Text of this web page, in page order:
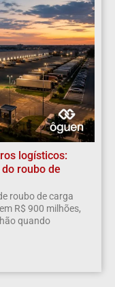
logísticos:
roubo de
roubo de carga
R$ 900 milhões,
quando